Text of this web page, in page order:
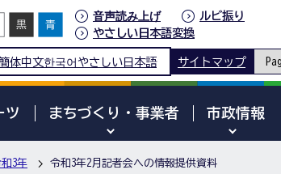
音声読み上げ
ルビ振り
やさしい日本語変換
体中文한국어 やさしい日本語 サイトマップ
ツ まちづくり・事業者 市政情報
3年 令和3年2月記者会への情報提供資料